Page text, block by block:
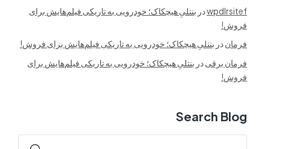
wpdlrsitefدر بنتلیِ هیچکاک؛ خودرویی به تاریکی فیلم‌هایش برای
فروش!
فرماندر بنتلیِ هیچکاک؛ خودرویی به تاریکی فیلم‌هایش برای فروش!
فرمان برقیدر بنتلیِ هیچکاک؛ خودرویی به تاریکی فیلم‌هایش برای
فروش!
Search Blog